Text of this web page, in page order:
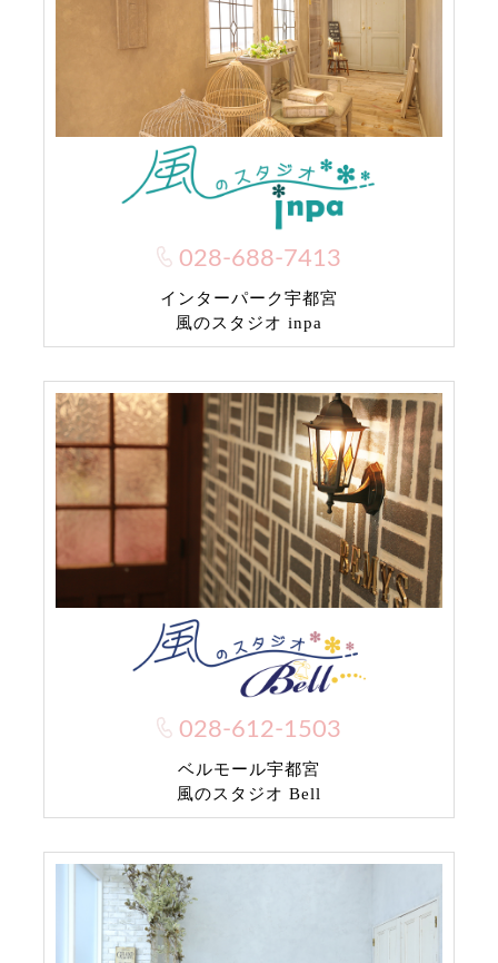
028-688-7413
インターパーク宇都宮
風のスタジオ inpa
028-612-1503
ベルモール宇都宮
風のスタジオ Bell